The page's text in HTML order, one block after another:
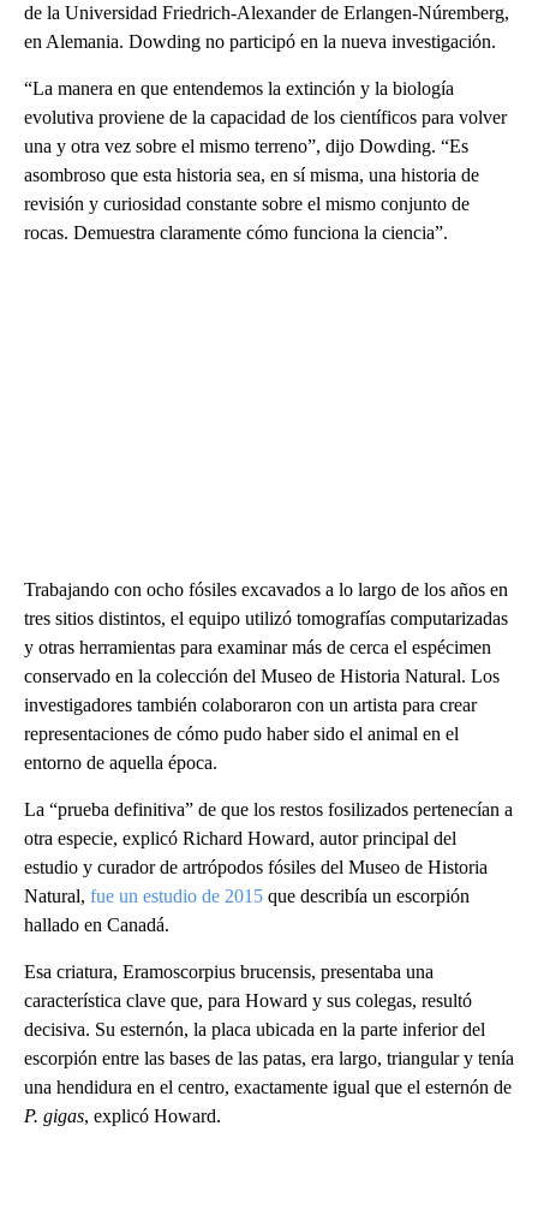
de la Universidad Friedrich-Alexander de Erlangen-Núremberg,
en Alemania. Dowding no participó en la nueva investigación.
“La manera en que entendemos la extinción y la biología
evolutiva proviene de la capacidad de los científicos para volver
una y otra vez sobre el mismo terreno”, dijo Dowding. “Es
asombroso que esta historia sea, en sí misma, una historia de
revisión y curiosidad constante sobre el mismo conjunto de
rocas. Demuestra claramente cómo funciona la ciencia”.
Trabajando con ocho fósiles excavados a lo largo de los años en
tres sitios distintos, el equipo utilizó tomografías computarizadas
y otras herramientas para examinar más de cerca el espécimen
conservado en la colección del Museo de Historia Natural. Los
investigadores también colaboraron con un artista para crear
representaciones de cómo pudo haber sido el animal en el
entorno de aquella época.
La “prueba definitiva” de que los restos fosilizados pertenecían a
otra especie, explicó Richard Howard, autor principal del
estudio y curador de artrópodos fósiles del Museo de Historia
Natural, fue un estudio de 2015 que describía un escorpión
hallado en Canadá.
Esa criatura, Eramoscorpius brucensis, presentaba una
característica clave que, para Howard y sus colegas, resultó
decisiva. Su esternón, la placa ubicada en la parte inferior del
escorpión entre las bases de las patas, era largo, triangular y tenía
una hendidura en el centro, exactamente igual que el esternón de
P. gigas, explicó Howard.